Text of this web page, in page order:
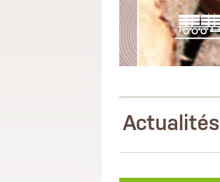
Actualités